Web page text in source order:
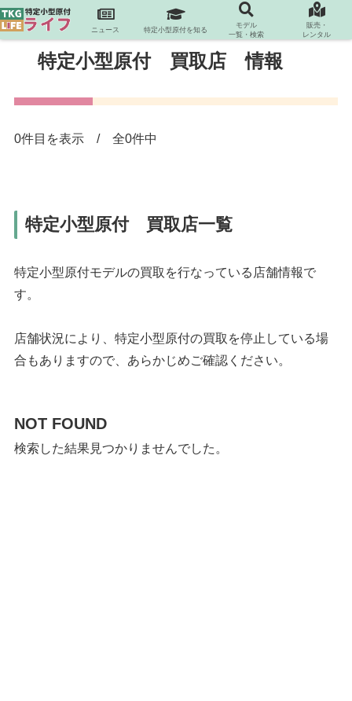
特定小型原付 買取店 情報
0件目を表示 / 全0件中
特定小型原付 買取店一覧
特定小型原付モデルの買取を行なっている店舗情報で
す。
店舗状況により、特定小型原付の買取を停止している場
合もありますので、あらかじめご確認ください。
NOT FOUND
検索した結果見つかりませんでした。
ニュース 特定小型原付を知る
モデル
一覧・検索
販売・
レンタル